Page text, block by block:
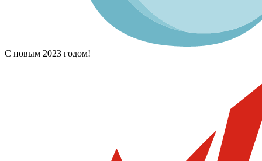
С новым 2023 годом!